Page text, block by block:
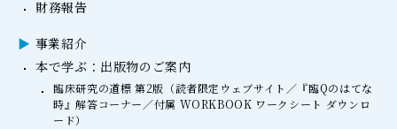
財務報告
事業紹介
本で学ぶ：出版物のご案内
臨床研究の道標 第2版（読者限定ウェブサイト／『臨Qのはてな
時』解答コーナー／付属 WORKBOOK ワークシート ダウンロ
ード）